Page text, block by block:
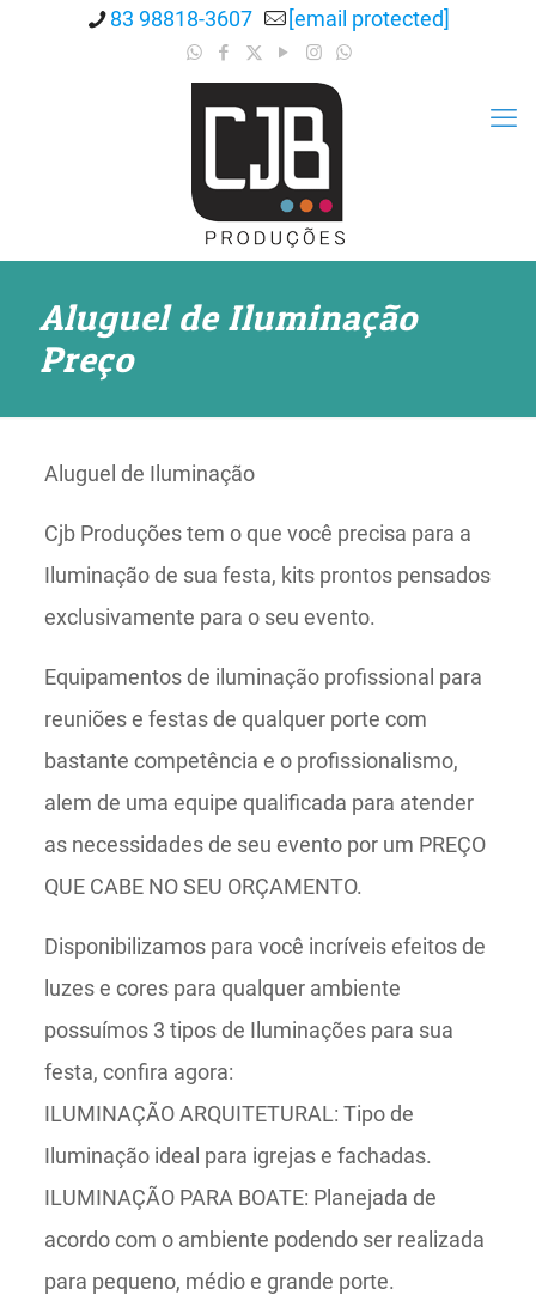
83 98818-3607 [email protected]
Aluguel de Iluminação
Preço
Aluguel de Iluminação
Cjb Produções tem o que você precisa para a
Iluminação de sua festa, kits prontos pensados
exclusivamente para o seu evento.
Equipamentos de iluminação profissional para
reuniões e festas de qualquer porte com
bastante competência e o profissionalismo,
alem de uma equipe qualificada para atender
as necessidades de seu evento por um PREÇO
QUE CABE NO SEU ORÇAMENTO.
Disponibilizamos para você incríveis efeitos de
luzes e cores para qualquer ambiente
possuímos 3 tipos de Iluminações para sua
festa, confira agora:
ILUMINAÇÃO ARQUITETURAL: Tipo de
Iluminação ideal para igrejas e fachadas.
ILUMINAÇÃO PARA BOATE: Planejada de
acordo com o ambiente podendo ser realizada
para pequeno, médio e grande porte.